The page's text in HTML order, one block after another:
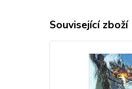
Související zboží